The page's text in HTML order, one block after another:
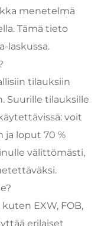
menetelmä
Tämä tieto
laskussa.
tilauksiin
Suurille tilauksille
voit
ja loput 70 %
välittömästi,
EXW, FOB,
erilaiset